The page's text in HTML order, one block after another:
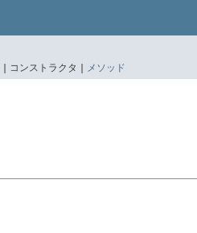
| コンストラクタ | メソッド